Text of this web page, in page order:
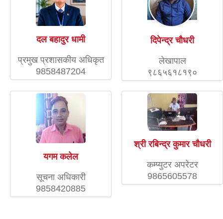
दल बहादुर धामी
प्रमुख प्रशासकीय अधिकृत
9858487204
दिपेन्द्र चाैधरी
लेखापाल
९८६५६१८१९०
यगम कलेल
सूचना अधिकारी
9858420885
श्री रबिन्द्र कुमार चौधरी
कम्प्युटर अपरेटर
9865605578